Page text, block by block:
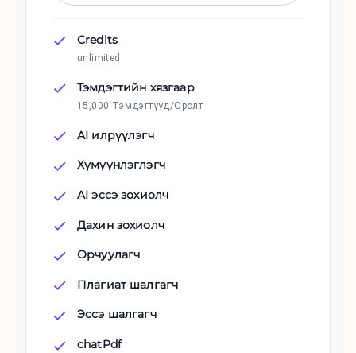
Credits
unlimited
Тэмдэгтийн хязгаар
15,000 Тэмдэгтүүд/Оролт
AI илрүүлэгч
Хүмүүнлэглэгч
AI эссэ зохиолч
Дахин зохиолч
Орчуулагч
Плагиат шалгагч
Эссэ шалгагч
chatPdf